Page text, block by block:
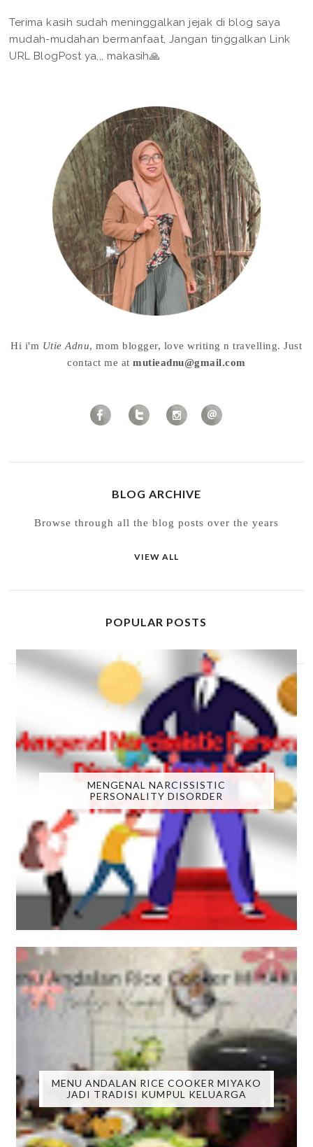
Terima kasih sudah meninggalkan jejak di blog saya
mudah-mudahan bermanfaat, Jangan tinggalkan Link
URL BlogPost ya,,, makasih🙏
Hi i'm Utie Adnu, mom blogger, love writing n travelling. Just
contact me atmutieadnu@gmail.com
BLOG ARCHIVE
Browse through all the blog posts over the years
VIEW ALL
POPULAR POSTS
MENGENAL NARCISSISTIC
PERSONALITY DISORDER
MENU ANDALAN RICE COOKER MIYAKO
JADI TRADISI KUMPUL KELUARGA